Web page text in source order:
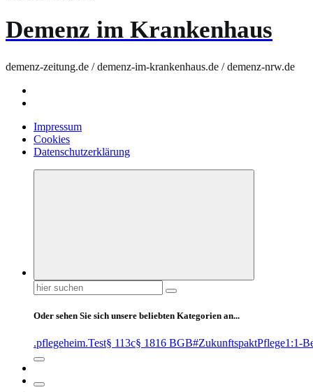
Demenz im Krankenhaus
demenz-zeitung.de / demenz-im-krankenhaus.de / demenz-nrw.de
Impressum
Cookies
Datenschutzerklärung
Suchen
nach:
Oder sehen Sie sich unsere beliebten Kategorien an...
.pflegeheim.Test§ 113c§ 1816 BGB#ZukunftspaktPflege1:1-